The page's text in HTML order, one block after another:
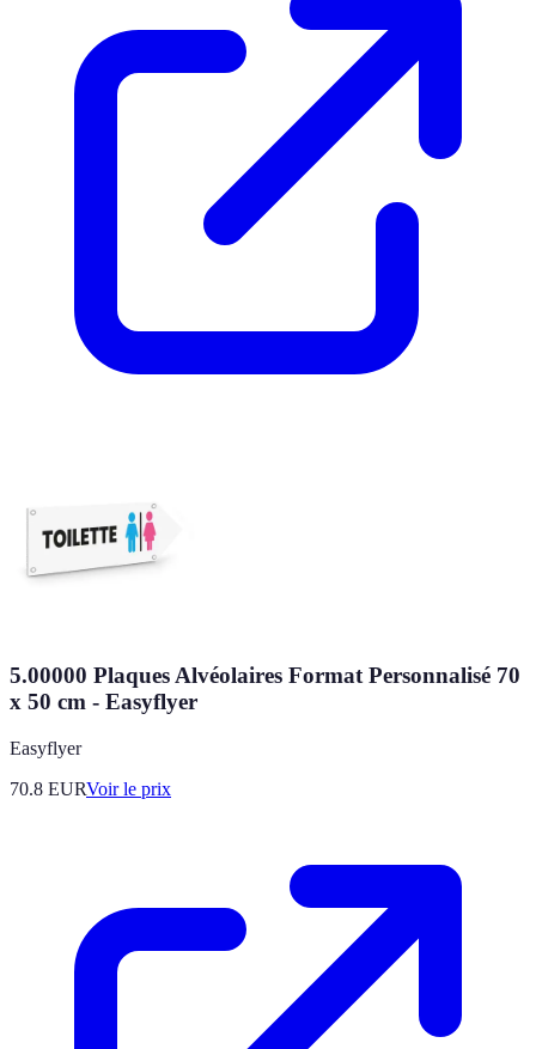
5.00000 Plaques Alvéolaires Format Personnalisé 70
x 50 cm - Easyflyer
Easyflyer
70.8 EURVoir le prix